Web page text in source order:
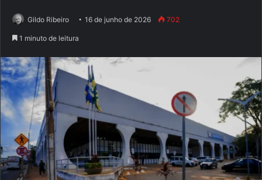
Gildo Ribeiro 16 de junho de 2026 702
1 minuto de leitura